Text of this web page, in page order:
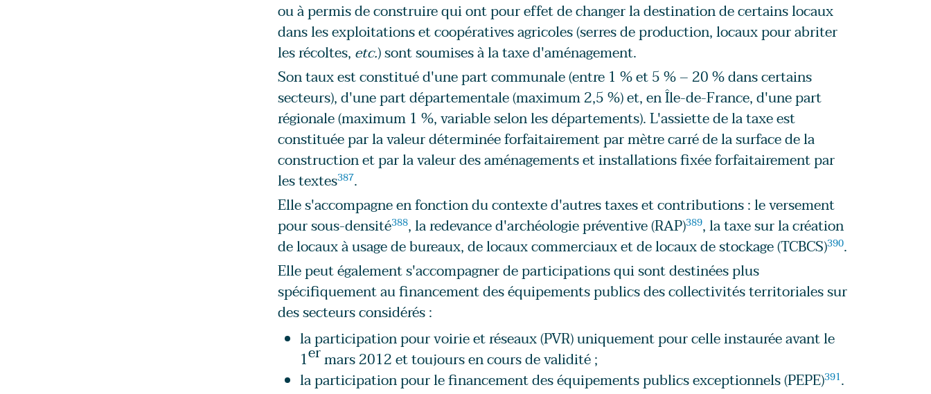
ou à permis de construire qui ont pour effet de changer la destination de certains locaux
dans les exploitations et coopératives agricoles (serres de production, locaux pour abriter
les récoltes, etc.) sont soumises à la taxe d'aménagement.
Son taux est constitué d'une part communale (entre 1 % et 5 % – 20 % dans certains
secteurs), d'une part départementale (maximum 2,5 %) et, en Île-de-France, d'une part
régionale (maximum 1 %, variable selon les départements). L'assiette de la taxe est
constituée par la valeur déterminée forfaitairement par mètre carré de la surface de la
construction et par la valeur des aménagements et installations fixée forfaitairement par
les textes387.
Elle s'accompagne en fonction du contexte d'autres taxes et contributions : le versement
pour sous-densité388, la redevance d'archéologie préventive (RAP)389, la taxe sur la création
de locaux à usage de bureaux, de locaux commerciaux et de locaux de stockage (TCBCS)390.
Elle peut également s'accompagner de participations qui sont destinées plus
spécifiquement au financement des équipements publics des collectivités territoriales sur
des secteurs considérés :
la participation pour voirie et réseaux (PVR) uniquement pour celle instaurée avant le
1ermars 2012 et toujours en cours de validité ;
la participation pour le financement des équipements publics exceptionnels (PEPE)391.